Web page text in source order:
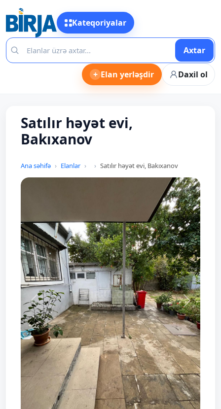
Kateqoriyalar
Axtar
+ Elan yerləşdir Daxil ol
Satılır həyət evi,
Bakıxanov
Ana səhifə Elanlar Satılır həyət evi, Bakıxanov
Prev Next